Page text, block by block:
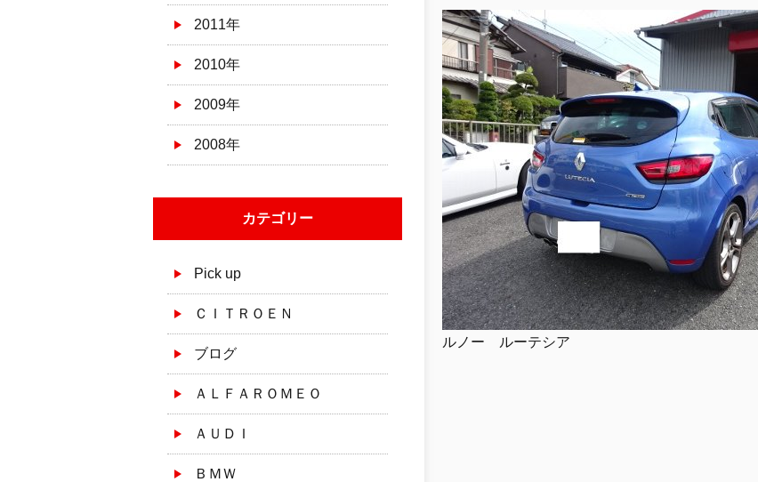
2011年
2010年
2009年
2008年
カテゴリー
Pick up
ＣＩＴＲＯＥＮ
ブログ
ＡＬＦＡＲＯＭＥＯ
ＡＵＤＩ
ＢＭＷ
ルノー ルーテシア